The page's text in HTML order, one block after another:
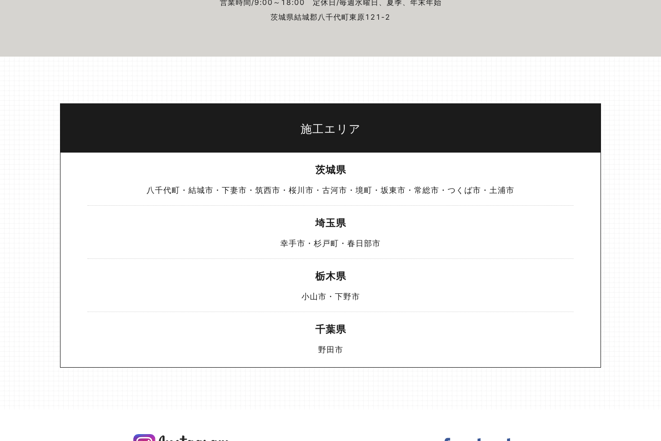
営業時間/9:00～18:00 定休日/毎週⽔曜⽇、夏季、年末年始
茨城県結城郡⼋千代町東原121-2
施工エリア
茨城県
八千代町・結城市・下妻市・筑西市・桜川市・古河市・境町・坂東市・常総市・つくば市・土浦市
埼玉県
幸手市・杉戸町・春日部市
栃木県
小山市・下野市
千葉県
野田市